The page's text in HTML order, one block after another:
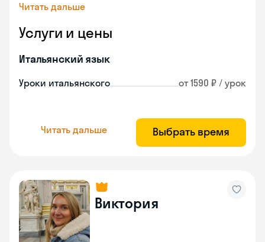
Читать дальше
Услуги и цены
Итальянский язык
Уроки итальянского от 1590 ₽ / урок
Читать дальше Выбрать время
Виктория